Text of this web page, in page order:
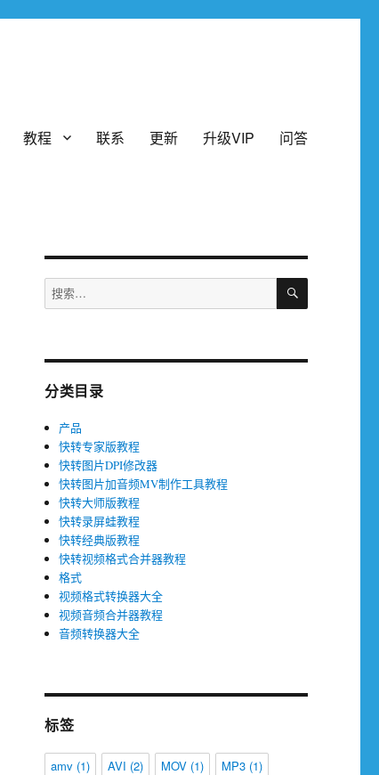
教程 联系 更新 升级VIP 问答
搜
索：
搜
分类目录
产品
快转专家版教程
快转图片DPI修改器
快转图片加音频MV制作工具教程
快转大师版教程
快转录屏蛙教程
快转经典版教程
快转视频格式合并器教程
格式
视频格式转换器大全
视频音频合并器教程
音频转换器大全
标签
amv(1) AVI (2) MOV(1) MP3(1)